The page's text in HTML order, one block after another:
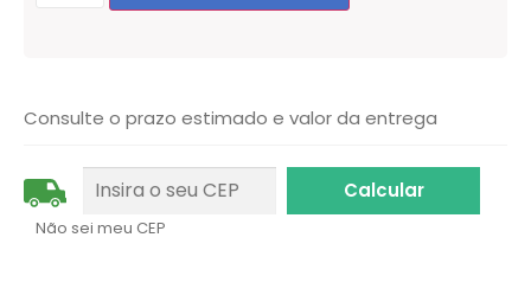
Consulte o prazo estimado e valor da entrega
Não sei meu CEP